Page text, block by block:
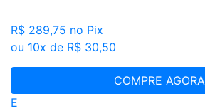
R$ 289,75 no Pix
ou 10x de R$ 30,50
COMPRE AGORA
E